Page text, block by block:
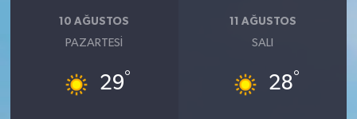
10 AĞUSTOS
PAZARTESI
29°
11 AĞUSTOS
SALI
28°